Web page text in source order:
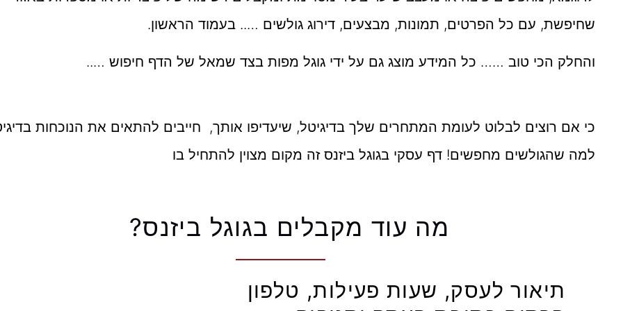
שחיפשת, עם כל הפרטים, תמונות, מבצעים, דירוג גולשים ….. בעמוד הראשון.
והחלק הכי טוב …… כל המידע מוצג גם על ידי גוגל מפות בצד שמאל של הדף חיפוש …..
כי אם רוצים לבלוט לעומת המתחרים שלך בדיגיטל, שיעדיפו אותך, חייבים להתאים את הנוכחות
למה שהגולשים מחפשים! דף עסקי בגוגל ביזנס זה מקום מצוין להתחיל בו
מה עוד מקבלים בגוגל ביזנס?​
תיאור לעסק, שעות פעילות, טלפון